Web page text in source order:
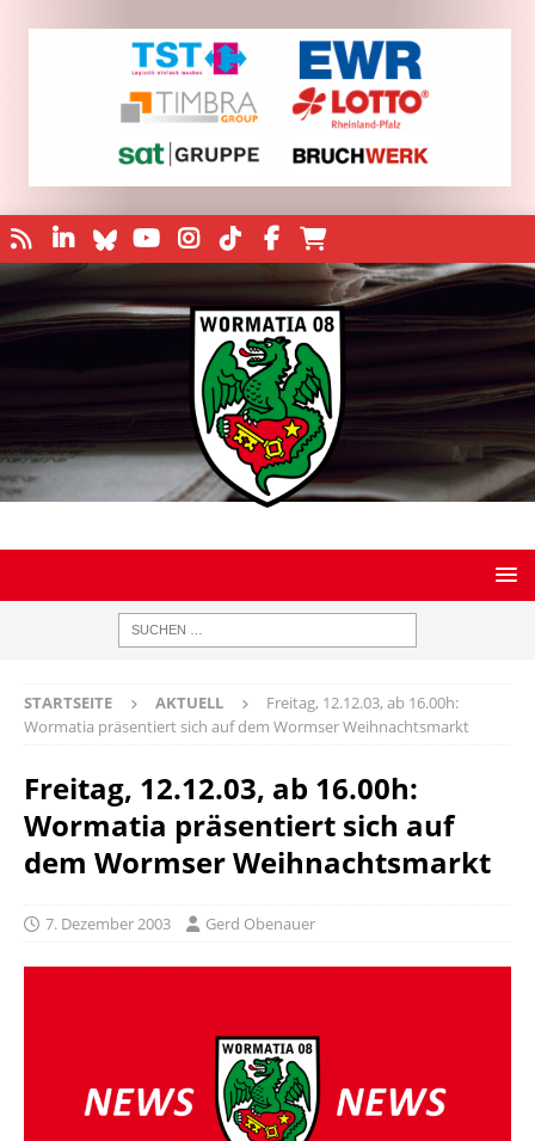
STARTSEITE AKTUELL
Freitag, 12.12.03, ab 16.00h:
Wormatia präsentiert sich auf dem Wormser Weihnachtsmarkt
Freitag, 12.12.03, ab 16.00h:
Wormatia präsentiert sich auf
dem Wormser Weihnachtsmarkt
7. Dezember 2003 Gerd Obenauer